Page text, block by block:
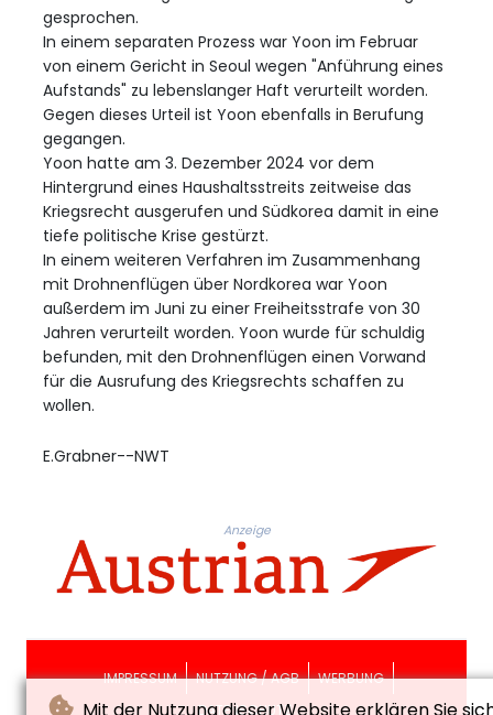
gesprochen.
In einem separaten Prozess war Yoon im Februar
von einem Gericht in Seoul wegen "Anführung eines
Aufstands" zu lebenslanger Haft verurteilt worden.
Gegen dieses Urteil ist Yoon ebenfalls in Berufung
gegangen.
Yoon hatte am 3. Dezember 2024 vor dem
Hintergrund eines Haushaltsstreits zeitweise das
Kriegsrecht ausgerufen und Südkorea damit in eine
tiefe politische Krise gestürzt.
In einem weiteren Verfahren im Zusammenhang
mit Drohnenflügen über Nordkorea war Yoon
außerdem im Juni zu einer Freiheitsstrafe von 30
Jahren verurteilt worden. Yoon wurde für schuldig
befunden, mit den Drohnenflügen einen Vorwand
für die Ausrufung des Kriegsrechts schaffen zu
wollen.
E.Grabner--NWT
Anzeige
IMPRESSUM NUTZUNG / AGB
WERBUNG
DATENSCHUTZ